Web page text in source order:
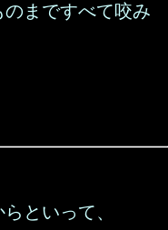
まですべて咬み
といって、